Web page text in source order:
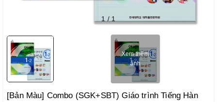
1 / 1
Xem thêm
ảnh
[Bản Màu] Combo (SGK+SBT) Giáo trình Tiếng Hàn